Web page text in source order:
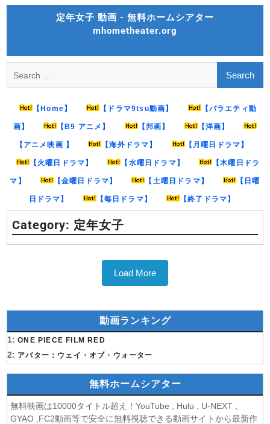
Skip
定年女子 動画 - 無料ホームシアター
mhometheater.org
for:
【Home】 【ドラマ9tsu動画】 【バラエティ動
画】 【B9 アニメ】 【邦画】 【洋画】
【アニメ映画 】 【海外ドラマ】 【月曜日ドラマ】
【火曜日ドラマ】 【水曜日ドラマ】 【木曜日ドラ
マ】 【金曜日ドラマ】 【土曜日ドラマ】 【日曜
日ドラマ】 【毎日ドラマ】 【終了ドラマ】
Category: 定年女子
Load More
動画ランキング
1: ONE PIECE FILM RED
2: アバター：ウェイ・オブ・ウォーター
無料ホームシアター
無料映画は10000タイトル超え！YouTube , Hulu , U-NEXT ,
GYAO ,FC2動画等で安全に無料視聴できる動画サイトから最新作